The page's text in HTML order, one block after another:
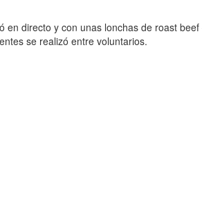
directo y con unas lonchas de roast
se realizó entre voluntarios.